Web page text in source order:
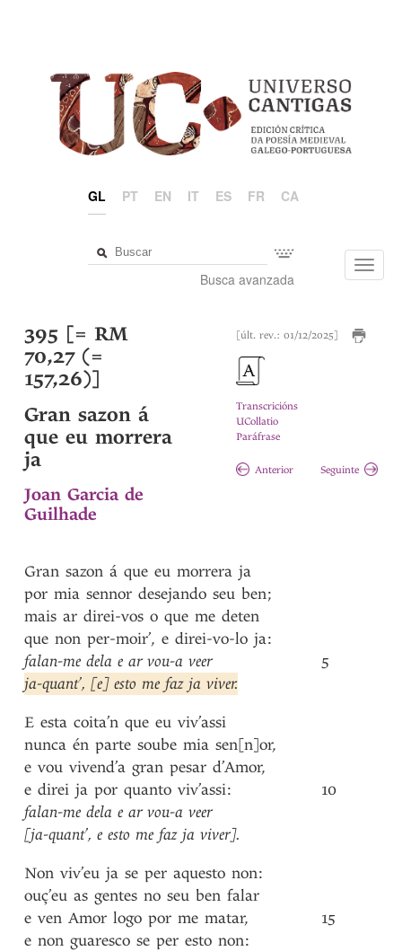
GL PT EN IT ES FR CA
Busca avanzada
[últ. rev.: 01/12/2025]
Transcricións
UCollatio
Paráfrase
Anterior Seguinte
395 [= RM
70,27 (=
157,26)]
Gran sazon á
que eu morrera
ja
Joan Garcia de
Guilhade
Gran sazon á que eu morrera ja
por mia sennor desejando seu ben;
mais ar direi-vos o que me deten
que non per-moir’, e direi-vo-lo ja:
falan-me dela e ar vou-a veer
ja-quant’, [e] esto me faz ja viver.
E esta coita’n que eu viv’assi
nunca én parte soube mia sen[n]or,
e vou vivend’a gran pesar d’Amor,
e direi ja por quanto viv’assi:
falan-me dela e ar vou-a veer
[ja-quant’, e esto me faz ja viver].
Non viv’eu ja se per aquesto non:
ouç’eu as gentes no seu ben falar
e ven Amor logo por me matar,
e non guaresco se per esto non:
5
10
15